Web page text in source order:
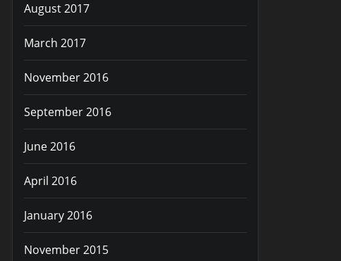
August 2017
March 2017
November 2016
September 2016
June 2016
April 2016
January 2016
November 2015